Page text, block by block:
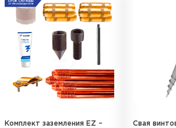
Комплект заземления EZ –
Свая